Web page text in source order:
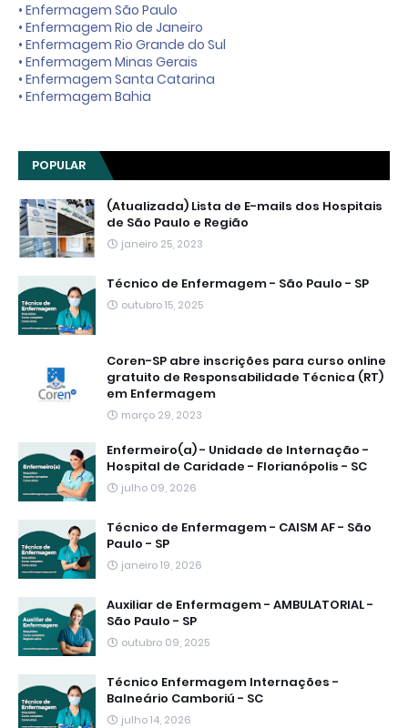
• Enfermagem São Paulo
• Enfermagem Rio de Janeiro
• Enfermagem Rio Grande do Sul
• Enfermagem Minas Gerais
• Enfermagem Santa Catarina
• Enfermagem Bahia
POPULAR
(Atualizada) Lista de E-mails dos Hospitais
de São Paulo e Região
janeiro 25, 2023
Técnico de Enfermagem - São Paulo - SP
outubro 15, 2025
Coren-SP abre inscrições para curso online
gratuito de Responsabilidade Técnica (RT)
em Enfermagem
março 29, 2023
Enfermeiro(a) - Unidade de Internação -
Hospital de Caridade - Florianópolis - SC
julho 09, 2026
Técnico de Enfermagem - CAISM AF - São
Paulo - SP
janeiro 19, 2026
Auxiliar de Enfermagem - AMBULATORIAL -
São Paulo - SP
outubro 09, 2025
Técnico Enfermagem Internações -
Balneário Camboriú - SC
julho 14, 2026